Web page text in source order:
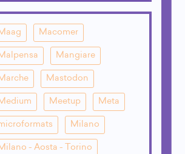
Macomer
Mangiare
Mastodon
Meetup Meta
Milano
- Aosta - Torino